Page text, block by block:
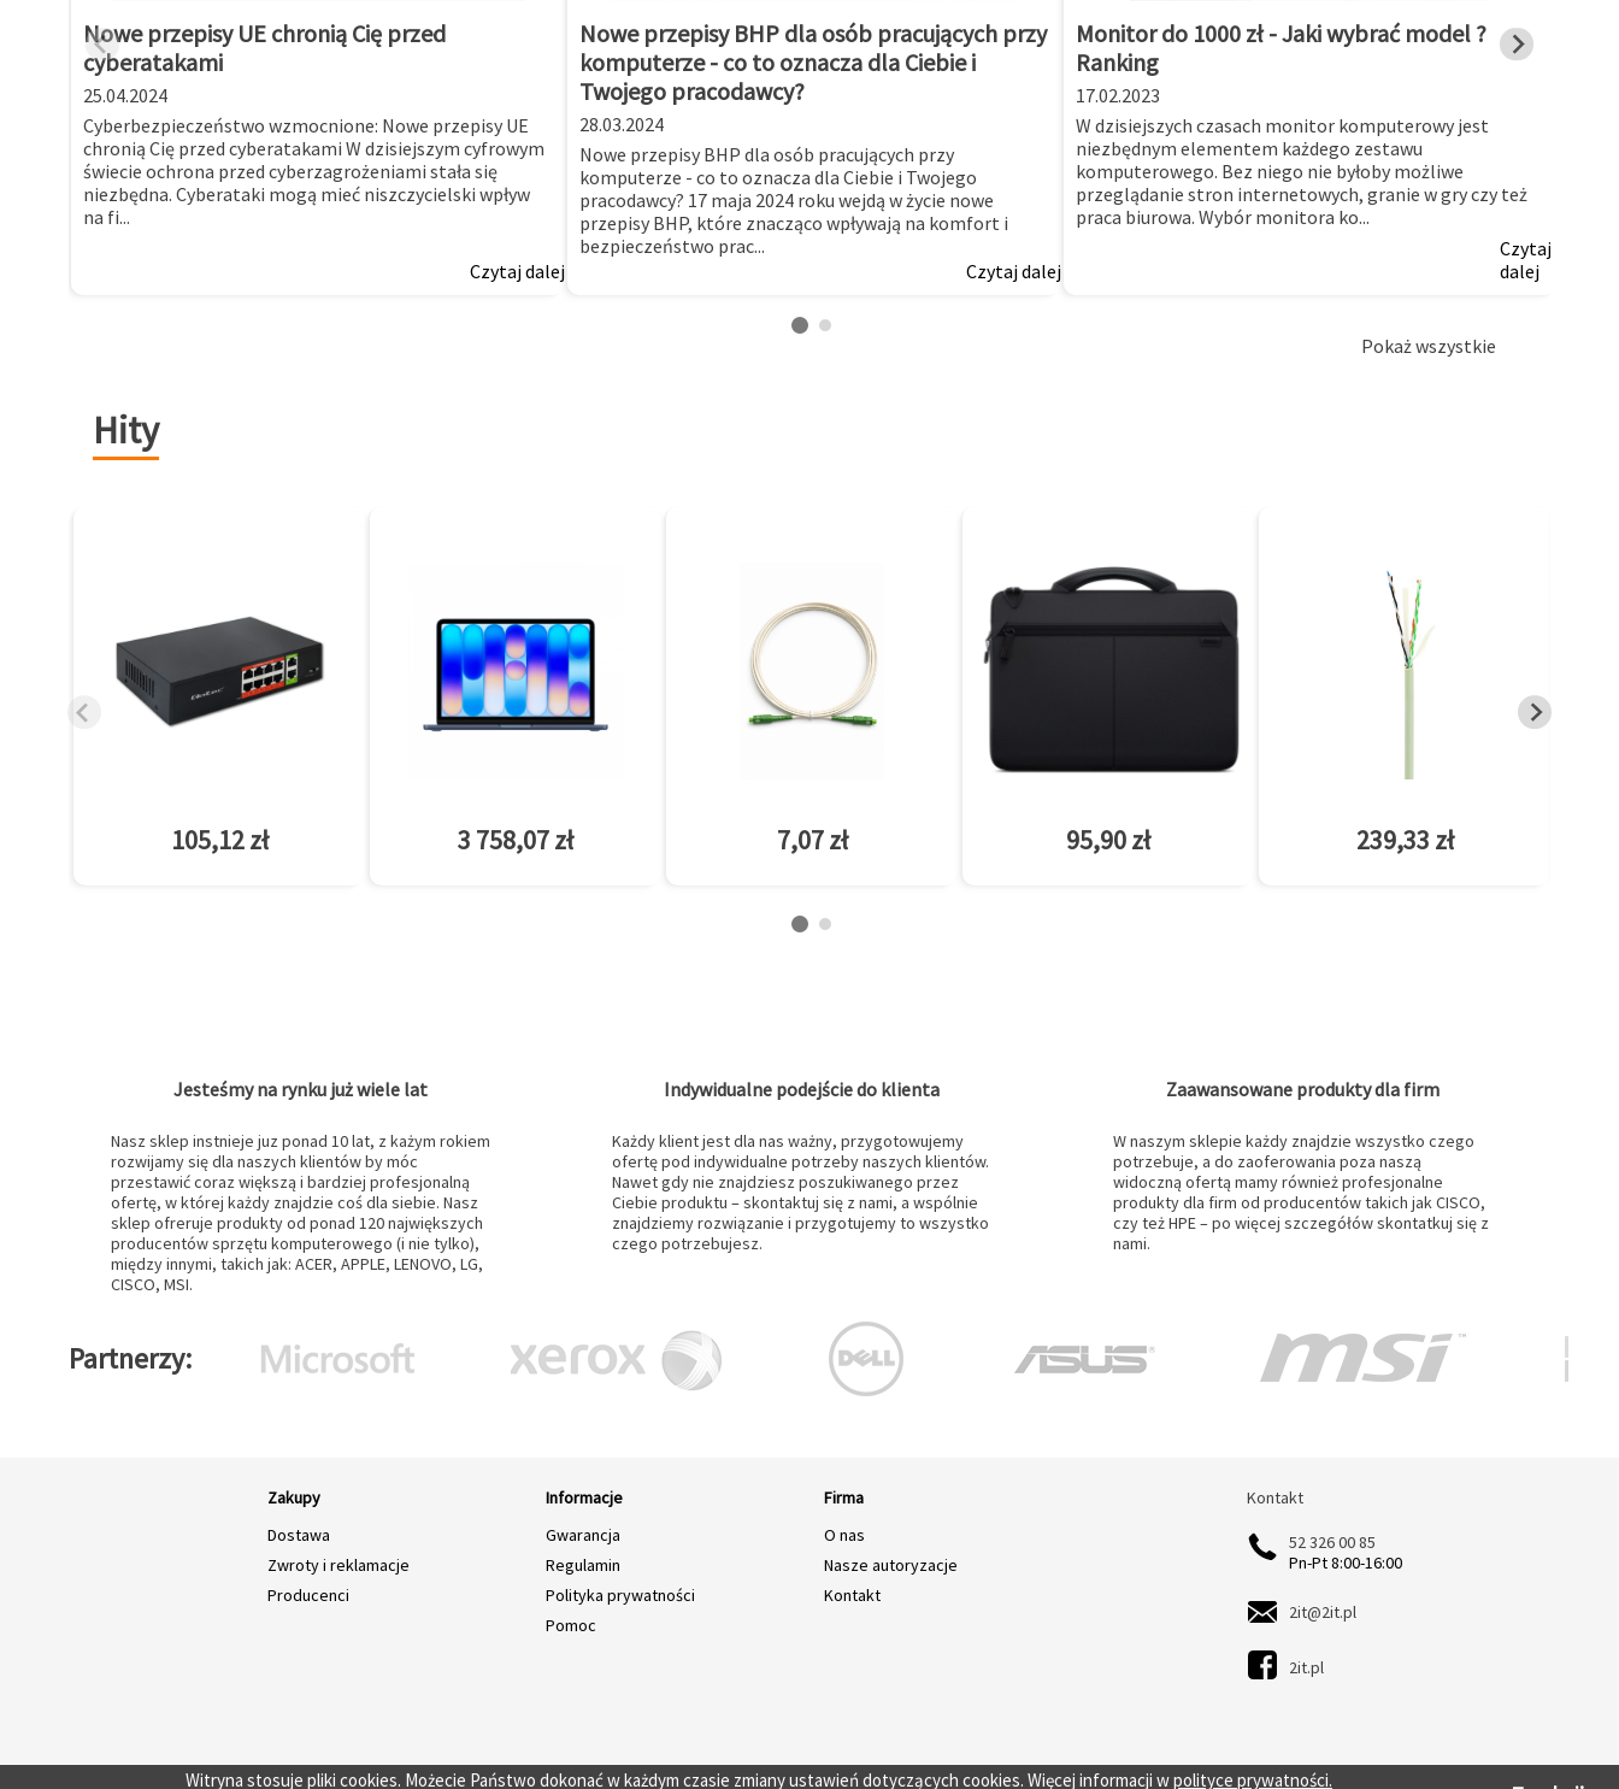
Nowe przepisy UE chronią Cię przed
cyberatakami
25.04.2024
Cyberbezpieczeństwo wzmocnione: Nowe przepisy UE
chronią Cię przed cyberatakami W dzisiejszym cyfrowym
świecie ochrona przed cyberzagrożeniami stała się
niezbędna. Cyberataki mogą mieć niszczycielski wpływ
na fi...
Czytaj dalej
Nowe przepisy BHP dla osób pracujących przy
komputerze - co to oznacza dla Ciebie i
Twojego pracodawcy?
28.03.2024
Nowe przepisy BHP dla osób pracujących przy
komputerze - co to oznacza dla Ciebie i Twojego
pracodawcy? 17 maja 2024 roku wejdą w życie nowe
przepisy BHP, które znacząco wpływają na komfort i
bezpieczeństwo prac...
Czytaj dalej
Monitor do 1000 zł - Jaki wybrać model ?
Ranking
17.02.2023
W dzisiejszych czasach monitor komputerowy jest
niezbędnym elementem każdego zestawu
komputerowego. Bez niego nie byłoby możliwe
przeglądanie stron internetowych, granie w gry czy też
praca biurowa. Wybór monitora ko...
Czytaj
dalej
Pokaż wszystkie
Hity
105,12 zł 3 758,07 zł 7,07 zł 95,90 zł 239,33 zł
Jesteśmy na rynku już wiele lat
Nasz sklep instnieje juz ponad 10 lat, z każym rokiem
rozwijamy się dla naszych klientów by móc
przestawić coraz większą i bardziej profesjonalną
ofertę, w której każdy znajdzie coś dla siebie. Nasz
sklep ofreruje produkty od ponad 120 największych
producentów sprzętu komputerowego (i nie tylko),
między innymi, takich jak: ACER, APPLE, LENOVO, LG,
CISCO, MSI.
Indywidualne podejście do klienta
Każdy klient jest dla nas ważny, przygotowujemy
ofertę pod indywidualne potrzeby naszych klientów.
Nawet gdy nie znajdziesz poszukiwanego przez
Ciebie produktu – skontaktuj się z nami, a wspólnie
znajdziemy rozwiązanie i przygotujemy to wszystko
czego potrzebujesz.
Zaawansowane produkty dla firm
W naszym sklepie każdy znajdzie wszystko czego
potrzebuje, a do zaoferowania poza naszą
widoczną ofertą mamy również profesjonalne
produkty dla firm od producentów takich jak CISCO,
czy też HPE – po więcej szczegółów skontatkuj się z
nami.
Partnerzy
Zakupy
Dostawa
Zwroty i reklamacje
Producenci
Informacje
Gwarancja
Regulamin
Polityka prywatności
Pomoc
Firma
O nas
Nasze autoryzacje
Kontakt
Kontakt
Kontakt
52 326 00 85
Pn-Pt 8:00-16:00
2it@2it.pl
2it.pl
Witryna stosuje pliki cookies. Możecie Państwo dokonać w każdym czasie zmiany ustawień dotyczących cookies. Więcej informacji wpolityce prywatności.